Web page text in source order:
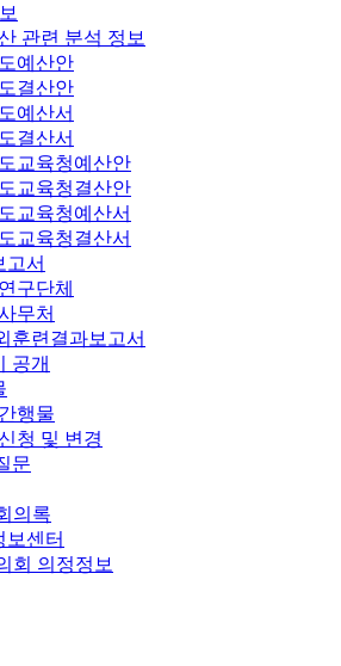
관련 분석 정보
예산안
결산안
예산서
결산서
교육청예산안
교육청결산안
교육청예산서
교육청결산서
고서
구단체
무처
훈련결과보고서
공개
행물
청 및 변경
문
의록
보센터
회 의정정보